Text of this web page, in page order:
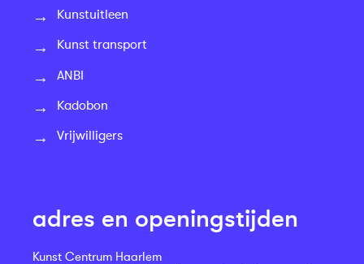
Kunstuitleen
Kunst transport
ANBI
Kadobon
Vrijwilligers
adres en openingstijden
Kunst Centrum Haarlem